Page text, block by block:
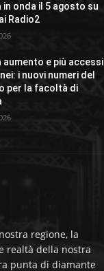
in onda il 5 agosto su
Radio2
aumento e più accessi
i nuovi numeri del
per la facoltà di
regione, la
realtà della nostra
punta di diamante